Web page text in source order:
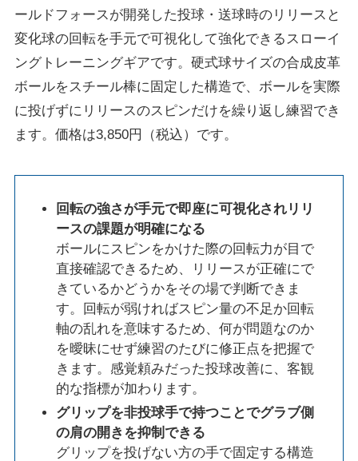
ールドフォースが開発した投球・送球時のリリースと
変化球の回転を手元で可視化して強化できるスローイ
ングトレーニングギアです。硬式球サイズの合成皮革
ボールをスチール棒に固定した構造で、ボールを実際
に投げずにリリースのスピンだけを繰り返し練習でき
ます。価格は3,850円（税込）です。
回転の強さが手元で即座に可視化されリリ
ースの課題が明確になる
ボールにスピンをかけた際の回転力が目で
直接確認できるため、リリースが正確にで
きているかどうかをその場で判断できま
す。回転が弱ければスピン量の不足か回転
軸の乱れを意味するため、何が問題なのか
を曖昧にせず練習のたびに修正点を把握で
きます。感覚頼みだった投球改善に、客観
的な指標が加わります。
グリップを非投球手で持つことでグラブ側
の肩の開きを抑制できる
グリップを投げない方の手で固定する構造